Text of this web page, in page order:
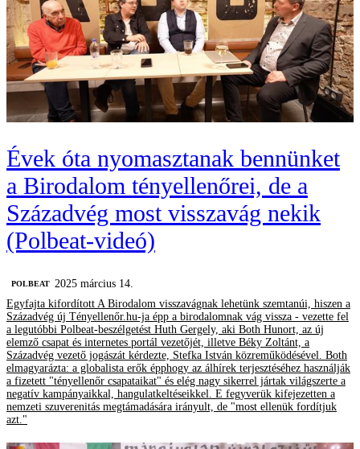
Évek óta nyomasztanak bennünket
a Birodalom tényellenőrei, de a
Századvég most visszavág nekik
(Polbeat-videó)
‎POLBEAT 2025 március 14.
Egyfajta kifordított A Birodalom visszavágnak lehetünk szemtanúi, hiszen a
Századvég új Tényellenőr.hu-ja épp a birodalomnak vág vissza - vezette fel
a legutóbbi Polbeat-beszélgetést Huth Gergely, aki Both Hunort, az új
elemző csapat és internetes portál vezetőjét, illetve Béky Zoltánt, a
Századvég vezető jogászát kérdezte, Stefka István közreműködésével. Both
elmagyarázta: a globalista erők épphogy az álhírek terjesztéséhez használják
a fizetett "tényellenőr csapataikat" és elég nagy sikerrel jártak világszerte a
negatív kampányaikkal, hangulatkeltéseikkel. E fegyverük kifejezetten a
nemzeti szuverenitás megtámadására irányult, de "most ellenük fordítjuk
azt."